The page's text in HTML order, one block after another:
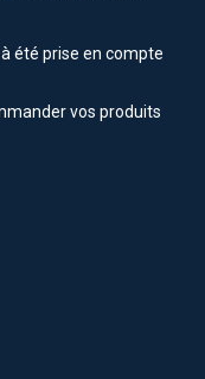
été prise en compte
vos produits